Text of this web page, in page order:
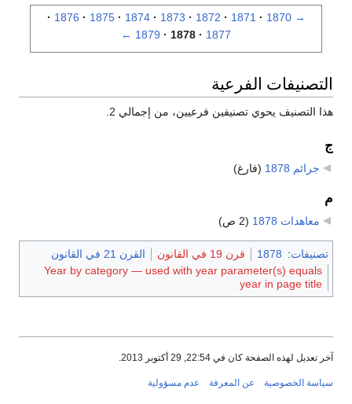
→
1870
1871
1872
1873
1874
1875
1876
1877
1878
1879
←
التصنيفات الفرعية
هذا التصنيف يحوي تصنيفين فرعيين، من إجمالي 2.
ج
جرائم 1878 (فارغ)
م
معاهدات 1878 (2 ص)
تصنيفات:
1878 قرن 19 في القانون
القرن 21 في القانون
Year by category — used with year parameter(s) equals
year in page title
آخر تعديل لهذه الصفحة كان في 22:54, 29 أكتوبر 2013.
سياسة الخصوصية عن المعرفة عدم مسؤولية